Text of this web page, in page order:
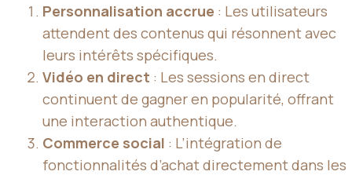
Personnalisation accrue : Les utilisateurs
attendent des contenus qui résonnent avec
leurs intérêts spécifiques.
Vidéo en direct : Les sessions en direct
continuent de gagner en popularité, offrant
une interaction authentique.
Commerce social : L’intégration de
fonctionnalités d’achat directement dans les